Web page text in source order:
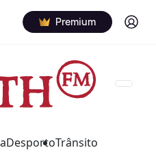
Premium Log in
DesportoTrânsito